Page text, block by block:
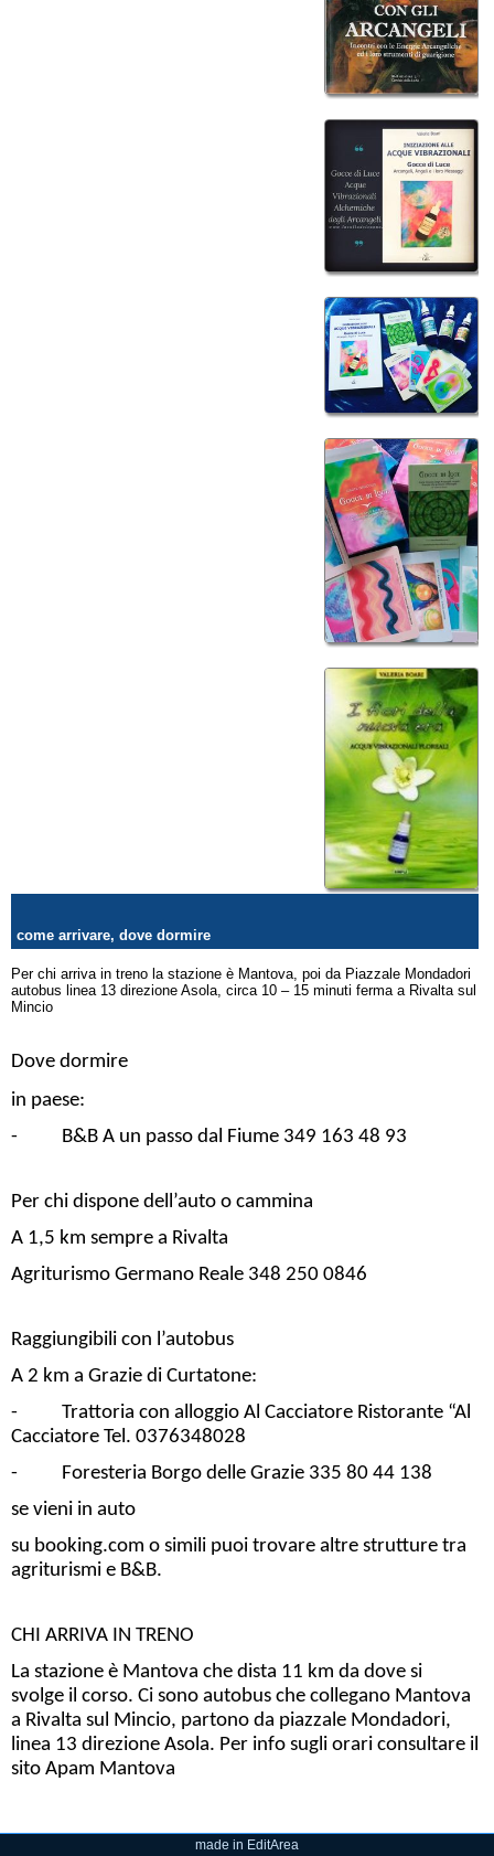
come arrivare, dove dormire
Per chi arriva in treno la stazione è Mantova, poi da Piazzale Mondadori
autobus linea 13 direzione Asola, circa 10 – 15 minuti ferma a Rivalta sul
Mincio
Dove dormire
in paese:
- B&B A un passo dal Fiume 349 163 48 93
Per chi dispone dell’auto o cammina
A 1,5 km sempre a Rivalta
Agriturismo Germano Reale 348 250 0846
Raggiungibili con l’autobus
A 2 km a Grazie di Curtatone:
- Trattoria con alloggio Al Cacciatore Ristorante “Al
Cacciatore Tel. 0376348028
- Foresteria Borgo delle Grazie 335 80 44 138
se vieni in auto
su booking.com o simili puoi trovare altre strutture tra
agriturismi e B&B.
CHI ARRIVA IN TRENO
La stazione è Mantova che dista 11 km da dove si
svolge il corso. Ci sono autobus che collegano Mantova
a Rivalta sul Mincio, partono da piazzale Mondadori,
linea 13 direzione Asola. Per info sugli orari consultare il
sito Apam Mantova
made in EditArea